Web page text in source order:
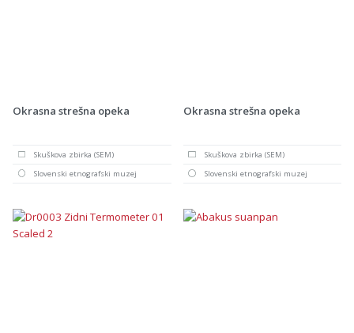
Okrasna strešna opeka
Skuškova zbirka (SEM)
Slovenski etnografski muzej
Okrasna strešna opeka
Skuškova zbirka (SEM)
Slovenski etnografski muzej